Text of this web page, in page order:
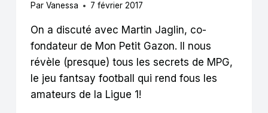
Par Vanessa 7 février 2017
On a discuté avec Martin Jaglin, co-
fondateur de Mon Petit Gazon. Il nous
révèle (presque) tous les secrets de MPG,
le jeu fantsay football qui rend fous les
amateurs de la Ligue 1!